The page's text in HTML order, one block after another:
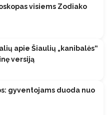
visiems Zodiako
apie Šiaulių „kanibalės“
versiją
gyventojams duoda nuo